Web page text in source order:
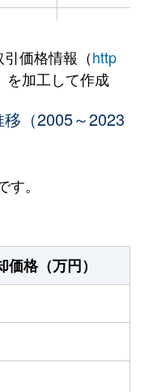
能代
徒歩11分
二ツ井
能代
徒歩23分
価格情報（http
を加工して作成
（2005～2023
。
価格（万円）